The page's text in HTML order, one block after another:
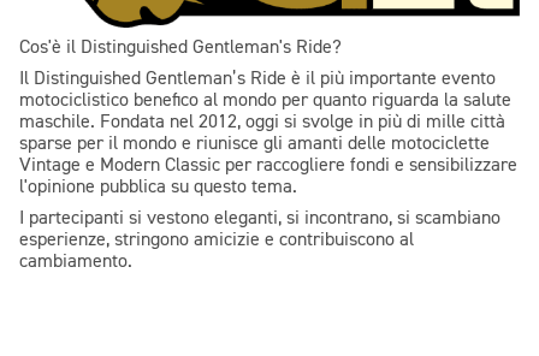
Cos'è il Distinguished Gentleman's Ride?
Il Distinguished Gentleman’s Ride è il più importante evento
motociclistico benefico al mondo per quanto riguarda la salute
maschile. Fondata nel 2012, oggi si svolge in più di mille città
sparse per il mondo e riunisce gli amanti delle motociclette
Vintage e Modern Classic per raccogliere fondi e sensibilizzare
l'opinione pubblica su questo tema.
I partecipanti si vestono eleganti, si incontrano, si scambiano
esperienze, stringono amicizie e contribuiscono al
cambiamento.